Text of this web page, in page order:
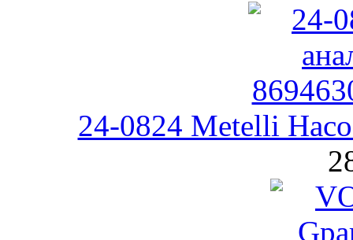
24-0824 Metelli